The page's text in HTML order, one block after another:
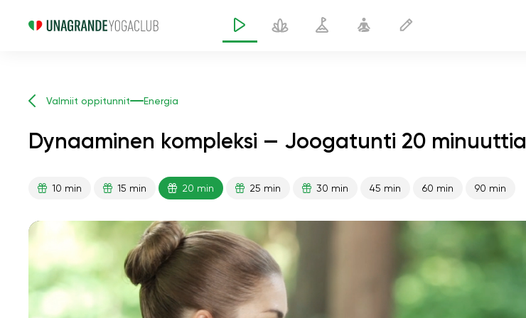
Valmiit oppitunnit Energia
Dynaaminen kompleksi — Joogatunti 20 minuuttia
10 min 15 min 20 min 25 min 30 min 45 min 60 min 90 min